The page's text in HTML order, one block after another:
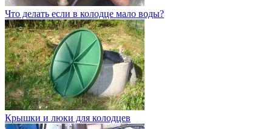
Что делать если в колодце мало воды?
Крышки и люки для колодцев